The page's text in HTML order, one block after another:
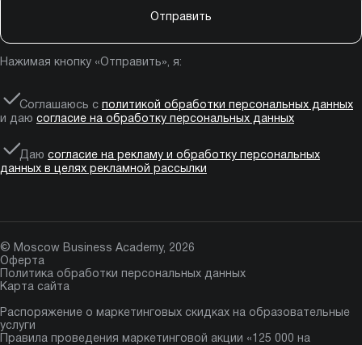
Отправить
Нажимая кнопку «Отправить», я:
Соглашаюсь с политикой обработки персональных данных
и даю согласие на обработку персональных данных
Даю согласие на рекламу и обработку персональных
данных в целях рекламной рассылки
© Moscow Business Academy, 2026
Оферта
Политика обработки персональных данных
Карта сайта
Распоряжение о маркетинговых скидках на образовательные
услуги
Правила проведения маркетинговой акции «125 000 на